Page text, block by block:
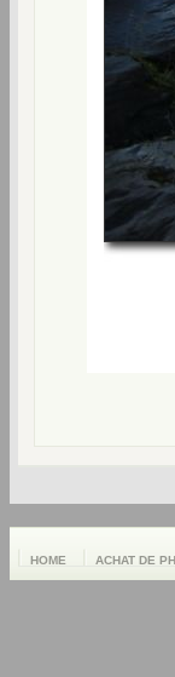
HOME ACHAT DE